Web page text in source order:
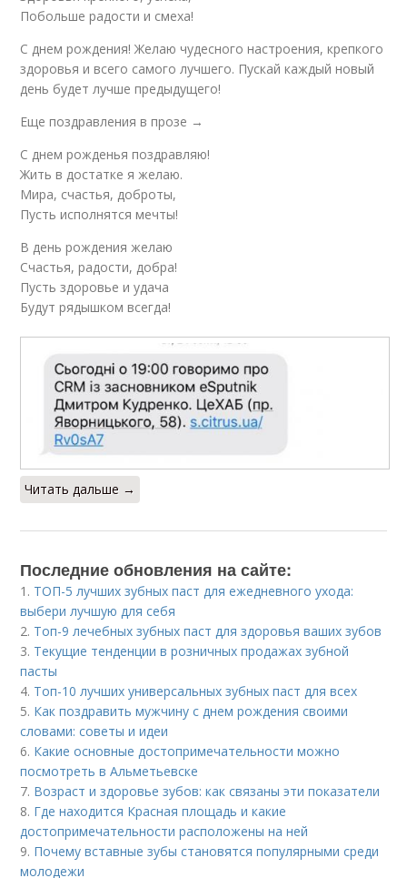
Побольше радости и смеха!
С днем рождения! Желаю чудесного настроения, крепкого
здоровья и всего самого лучшего. Пускай каждый новый
день будет лучше предыдущего!
Еще поздравления в прозе →
С днем рожденья поздравляю!
Жить в достатке я желаю.
Мира, счастья, доброты,
Пусть исполнятся мечты!
В день рождения желаю
Счастья, радости, добра!
Пусть здоровье и удача
Будут рядышком всегда!
Читать дальше →
Последние обновления на сайте:
1. ТОП-5 лучших зубных паст для ежедневного ухода:
выбери лучшую для себя
2. Топ-9 лечебных зубных паст для здоровья ваших зубов
3. Текущие тенденции в розничных продажах зубной
пасты
4. Топ-10 лучших универсальных зубных паст для всех
5. Как поздравить мужчину с днем рождения своими
словами: советы и идеи
6. Какие основные достопримечательности можно
посмотреть в Альметьевске
7. Возраст и здоровье зубов: как связаны эти показатели
8. Где находится Красная площадь и какие
достопримечательности расположены на ней
9. Почему вставные зубы становятся популярными среди
молодежи